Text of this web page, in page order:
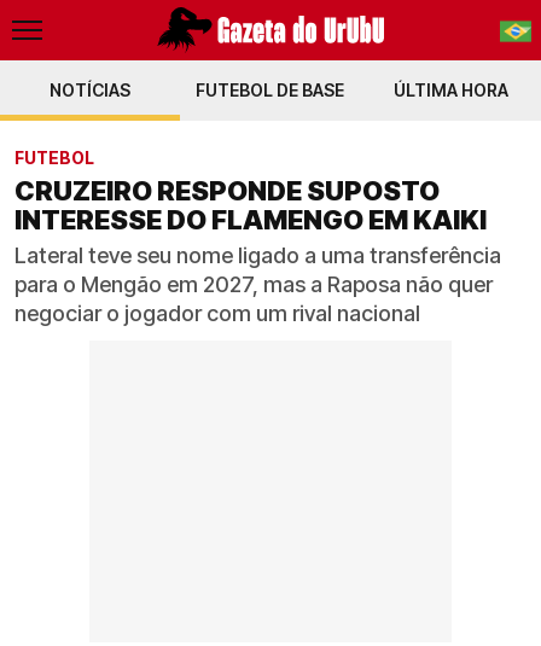
PT-BR
NOTÍCIAS FUTEBOL DE BASE ÚLTIMA HORA
FUTEBOL
CRUZEIRO RESPONDE SUPOSTO
INTERESSE DO FLAMENGO EM KAIKI
Lateral teve seu nome ligado a uma transferência
para o Mengão em 2027, mas a Raposa não quer
negociar o jogador com um rival nacional